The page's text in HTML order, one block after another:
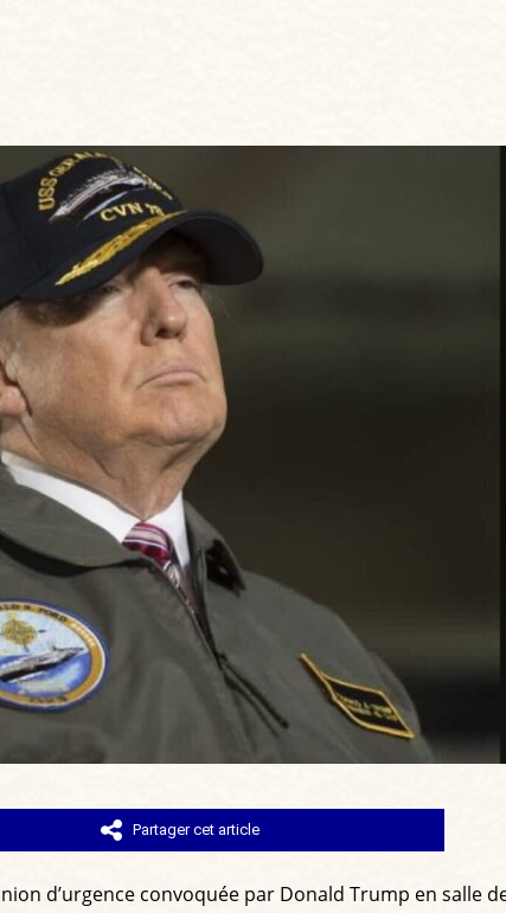
Partager cet article
d’urgence convoquée par Donald Trump en salle